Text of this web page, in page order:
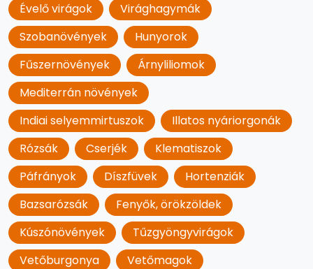
Évelő virágok
Virághagymák
Szobanövények
Hunyorok
Fűszernövények
Árnyliliomok
Mediterrán növények
Indiai selyemmirtuszok
Illatos nyáriorgonák
Rózsák
Cserjék
Klematiszok
Páfrányok
Díszfüvek
Hortenziák
Bazsarózsák
Fenyők, örökzöldek
Kúszónövények
Tűzgyöngyvirágok
Vetőburgonya
Vetőmagok